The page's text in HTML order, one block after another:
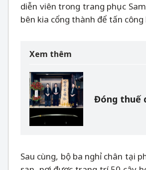
diễn viên trong trang phục
bên kia cổng thành để tấn
Xem thêm
Đóng thuế
Sau cùng, bộ ba nghỉ chân tại